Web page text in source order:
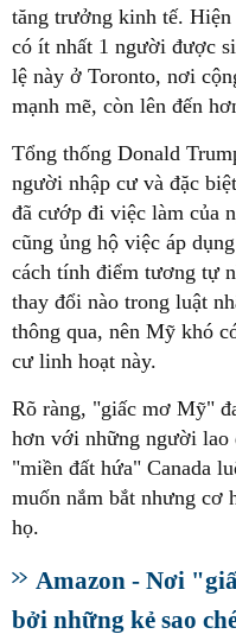
tăng trưởng kinh tế.
có ít nhất 1 người được
lệ này ở Toronto, nơi
mạnh mẽ, còn lên đến
Tổng thống Donald
người nhập cư và đặc
đã cướp đi việc làm của
cũng ủng hộ việc áp
cách tính điểm tương tự
thay đổi nào trong luật
thông qua, nên Mỹ khó
cư linh hoạt này.
Rõ ràng, "giấc mơ Mỹ"
hơn với những người lao
"miền đất hứa" Canada
muốn nắm bắt nhưng cơ
họ.
Amazon - Nơi
bởi những kẻ sao